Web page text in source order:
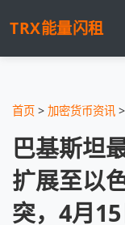
TRX能量闪租
首页 > 加密货币资讯
巴基斯坦
扩展至以
突，4月